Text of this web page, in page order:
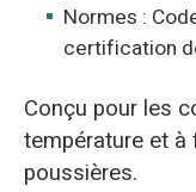
Normes :
certification
Conçu pour les
température et
poussières.